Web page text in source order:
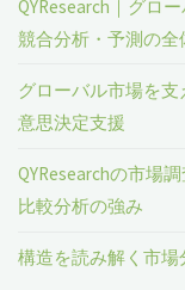
QYResearch｜グロ
競合分析・予測の全
グローバル市場を支
意思決定支援
QYResearchの市場
比較分析の強み
構造を読み解く市